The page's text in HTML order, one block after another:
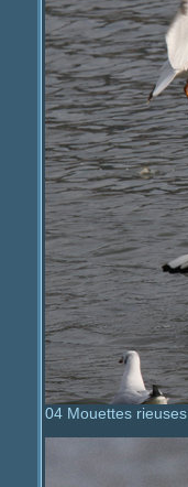
04 Mouettes rieuses